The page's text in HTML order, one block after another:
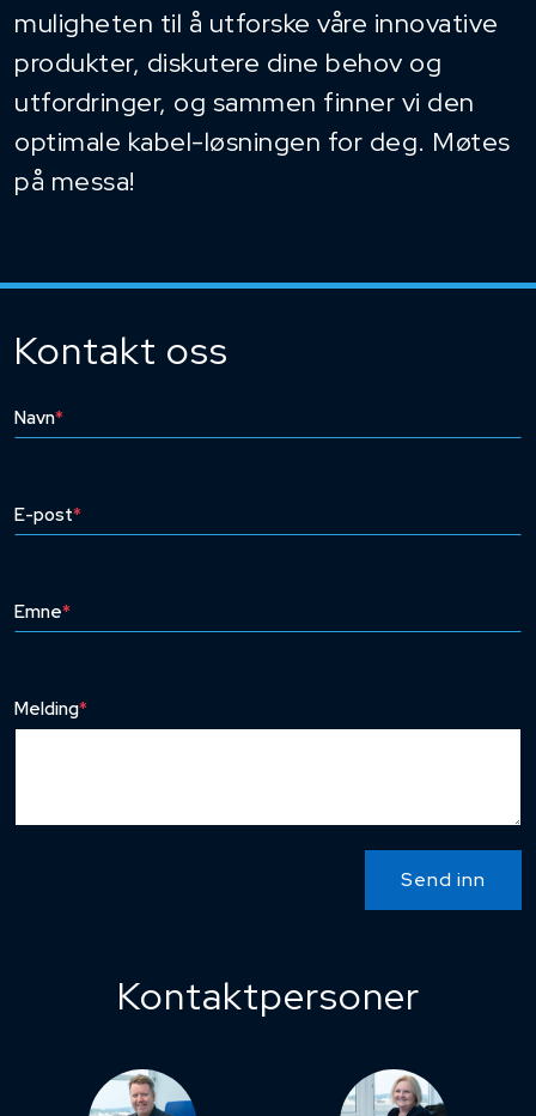
muligheten til å utforske våre innovative
produkter, diskutere dine behov og
utfordringer, og sammen finner vi den
optimale kabel-løsningen for deg. Møtes
på messa!
Kontakt oss
Navn*
E-post*
Emne*
Melding*
Send inn
Kontaktpersoner